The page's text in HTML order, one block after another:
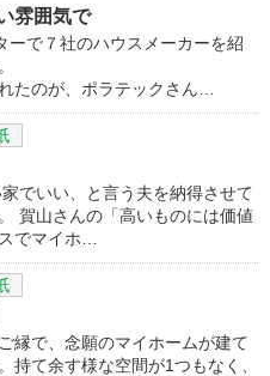
雰囲気で
ーで７社のハウスメーカーを紹
たのが、ポラテックさん…
でいい、と言う夫を納得させて
賀山さんの「高いものには価値
でマイホ…
縁で、念願のマイホームが建て
持て余す様な空間が1つもなく、